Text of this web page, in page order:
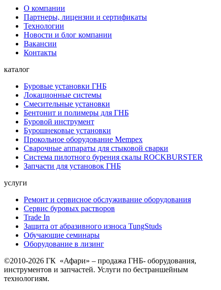
О компании
Партнеры, лицензии и сертификаты
Технологии
Новости и блог компании
Вакансии
Контакты
каталог
Буровые установки ГНБ
Локационные системы
Смесительные установки
Бентонит и полимеры для ГНБ
Буровой инструмент
Бурошнековые установки
Прокольное оборудование Mempex
Сварочные аппараты для стыковой сварки
Система пилотного бурения скалы ROCKBURSTER
Запчасти для установок ГНБ
услуги
Ремонт и сервисное обслуживание оборудования
Сервис буровых растворов
Trade In
Защита от абразивного износа TungStuds
Обучающие семинары
Оборудование в лизинг
©2010-2026 ГК «Афари» – продажа ГНБ- оборудования,
инструментов и запчастей. Услуги по бестраншейным
технологиям.